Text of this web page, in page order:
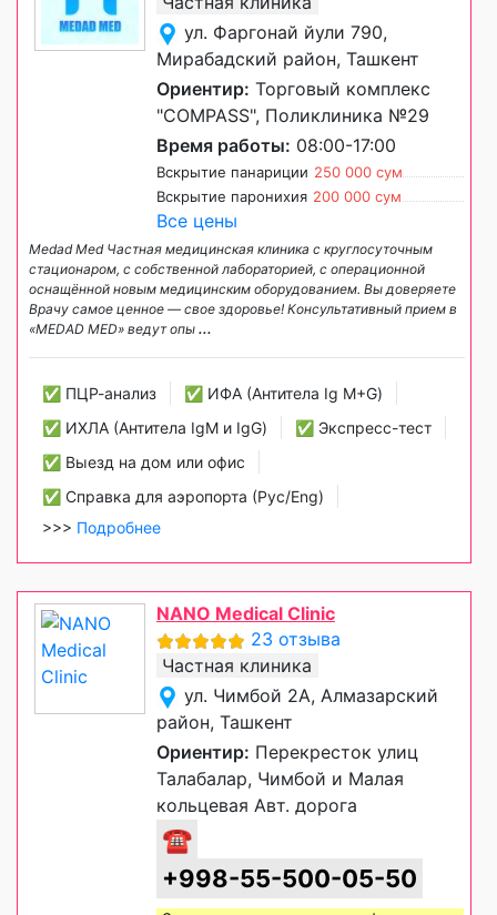
ул. Фаргонай йули 790,
Мирабадский район, Ташкент
Ориентир: Торговый комплекс
"COMPASS", Поликлиника №29
Время работы: 08:00-17:00
Вскрытие панариции 250 000 сум
Вскрытие паронихия 200 000 сум
Все цены
Medad Med Частная медицинская клиника с круглосуточным
стационаром, с собственной лабораторией, с операционной
оснащённой новым медицинским оборудованием. Вы доверяете
Врачу самое ценное — свое здоровье! Консультативный прием в
«MEDAD MED» ведут опы ...
✅ ПЦР-анализ
✅ ИФА (Антитела Ig М+G)
✅ ИХЛА (Антитела IgM и IgG)
✅ Экспресс-тест
✅ Выезд на дом или офис
✅ Справка для аэропорта (Рус/Eng)
>>> Подробнее
NANO Medical Clinic
23 отзыва
Частная клиника
ул. Чимбой 2А, Алмазарский
район, Ташкент
Ориентир: Перекресток улиц
Талабалар, Чимбой и Малая
кольцевая Авт. дорога
☎
+998-55-500-05-50